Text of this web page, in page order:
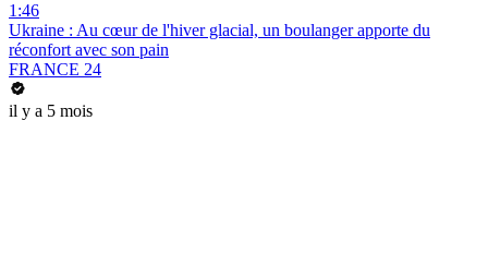
1:46
Ukraine : Au cœur de l'hiver glacial, un boulanger apporte du
réconfort avec son pain
FRANCE 24
il y a 5 mois